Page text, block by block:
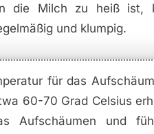
die Milch zu heiß ist,
und klumpig.
für das
60-70 Grad Celsius
Aufschäumen und